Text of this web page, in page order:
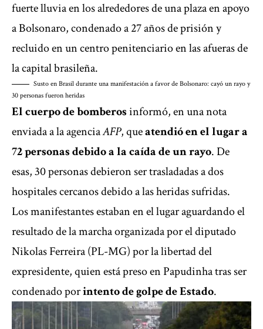
fuerte lluvia en los alrededores de una plaza en apoyo
a Bolsonaro, condenado a 27 años de prisión y
recluido en un centro penitenciario en las afueras de
la capital brasileña.
Susto en Brasil durante una manifestación a favor de Bolsonaro: cayó un rayo y
30 personas fueron heridas
El cuerpo de bomberosinformó, en una nota
enviada a la agenciaAFP, queatendió en el lugar a
72 personas debido a la caída de un rayo. De
esas, 30 personas debieron ser trasladadas a dos
hospitales cercanos debido a las heridas sufridas.
Los manifestantes estaban en el lugar aguardando el
resultado de la marcha organizada por el diputado
Nikolas Ferreira (PL-MG) por la libertad del
expresidente, quien está preso en Papudinha tras ser
condenado porintento de golpe de Estado.